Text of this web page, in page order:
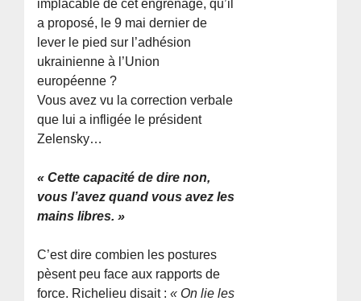
implacable de cet engrenage, qu’il
a proposé, le 9 mai dernier de
lever le pied sur l’adhésion
ukrainienne à l’Union
européenne ?
Vous avez vu la correction verbale
que lui a infligée le président
Zelensky…
« Cette capacité de dire non,
vous l’avez quand vous avez les
mains libres. »
C’est dire combien les postures
pèsent peu face aux rapports de
force. Richelieu disait :« On lie les